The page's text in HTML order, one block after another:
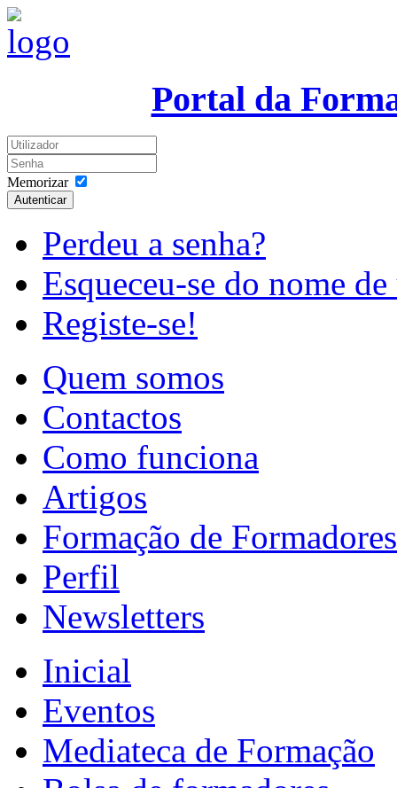
Portal da
Memorizar
Autenticar
Perdeu a senha?
Esqueceu-se do nome
Registe-se!
Quem somos
Contactos
Como funciona
Artigos
Formação de Formadores
Perfil
Newsletters
Inicial
Eventos
Mediateca de Formação